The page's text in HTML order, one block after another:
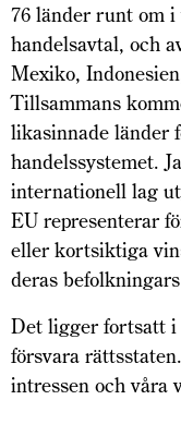
76 länder runt om i
handelsavtal, och
Mexiko,
Tillsammans
likasinnade länder
handelssystemet.
internationell lag
EU representerar
eller kortsiktiga
deras
Det ligger fortsatt i
försvara
intressen och våra